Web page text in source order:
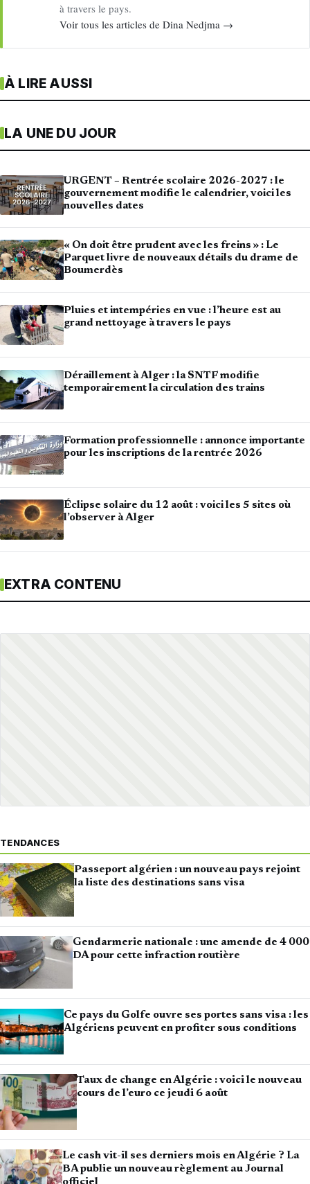
à travers le pays.
Voir tous les articles de Dina Nedjma →
À LIRE AUSSI
LA UNE DU JOUR
URGENT – Rentrée scolaire 2026-2027 : le
gouvernement modifie le calendrier, voici les
nouvelles dates
« On doit être prudent avec les freins » : Le
Parquet livre de nouveaux détails du drame de
Boumerdès
Pluies et intempéries en vue : l’heure est au
grand nettoyage à travers le pays
Déraillement à Alger : la SNTF modifie
temporairement la circulation des trains
Formation professionnelle : annonce importante
pour les inscriptions de la rentrée 2026
Éclipse solaire du 12 août : voici les 5 sites où
l’observer à Alger
EXTRA CONTENU
TENDANCES
Passeport algérien : un nouveau pays rejoint
la liste des destinations sans visa
Gendarmerie nationale : une amende de 4 000
DA pour cette infraction routière
Ce pays du Golfe ouvre ses portes sans visa : les
Algériens peuvent en profiter sous conditions
Taux de change en Algérie : voici le nouveau
cours de l’euro ce jeudi 6 août
Le cash vit-il ses derniers mois en Algérie ? La
BA publie un nouveau règlement au Journal
officiel